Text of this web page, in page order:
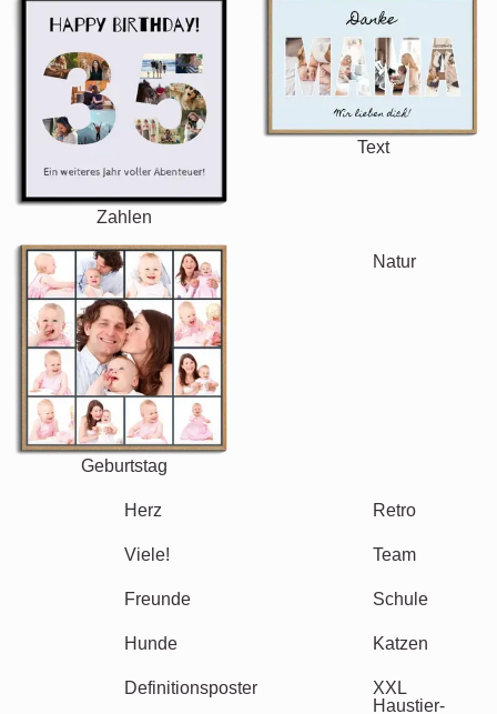
Zahlen
Text
Geburtstag
Natur